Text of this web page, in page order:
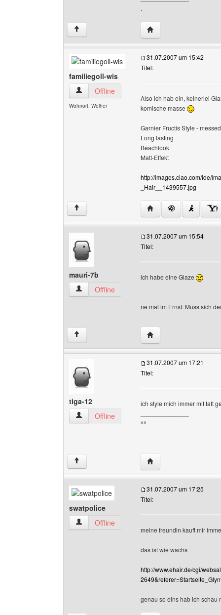
.
↑ Website dieses
familiegoll-wis
familiegoll-wis Benutzer-Profile anzeigen
Offline
Wohnort: Weiher
31.07.2007 um 15:42
Titel:
Also ich hab ein, keinerlei
komische masse
Garnier Fructis Style -
Long lasting
Beachlook
Matt-Effekt
http://images.ciao.com/ide/
_Hair__1439557.jpg
↑ Website dieses
mauri-7b
mauri-7b Benutzer-Profile anzeigen
Offline
31.07.2007 um 15:54
Titel:
ich habe eine Glaze
ne mal im Ernst: Muss sich
↑ Website dieses
tiga-12
tiga-12 Benutzer-Profile anzeigen
Offline
31.07.2007 um 17:21
Titel:
ich style mich immer mit taft
^^
↑ Website dieses
swatpolice
swatpolice Benutzer-Profile anzeigen
Offline
31.07.2007 um 17:25
Titel:
meine freundin kauft mir
das ist wie wachs
http://www.ehair.de/cgi/
genau so eins hab ich schau